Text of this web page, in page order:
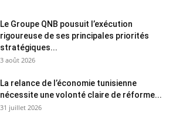
Le Groupe QNB pousuit l’exécution
rigoureuse de ses principales priorités
stratégiques...
3 août 2026
La relance de l’économie tunisienne
nécessite une volonté claire de réforme...
31 juillet 2026